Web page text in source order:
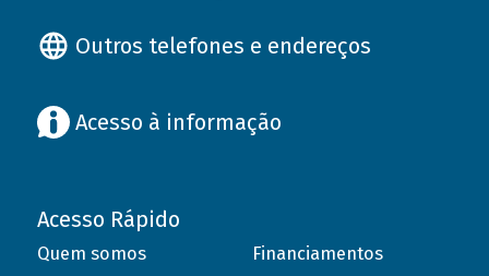
Outros telefones e endereços
Acesso à informação
Acesso Rápido
Quem somos
Financiamentos